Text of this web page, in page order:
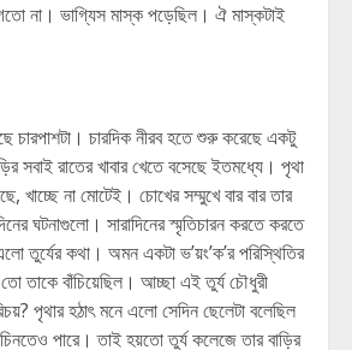
না। ভাগ্যিস মাস্ক পড়েছিল। ঐ মাস্কটাই
চারপাশটা। চারদিক নীরব হতে শুরু করেছে একটু
সবাই রাতের খাবার খেতে বসেছে ইতমধ্যে। পৃথা
খাচ্ছে না মোটেই। চোখের সম্মুখে বার বার তার
ঘটনাগুলো। সারাদিনের স্মৃতিচারন করতে করতে
তুর্যের কথা। অমন একটা ভ’য়ং’ক’র পরিস্থিতির
তাকে বাঁচিয়েছিল। আচ্ছা এই তুর্য চৌধুরী
পৃথার হঠাৎ মনে এলো সেদিন ছেলেটা বলেছিল
চিনতেও পারে। তাই হয়তো তুর্য কলেজে তার বাড়ির